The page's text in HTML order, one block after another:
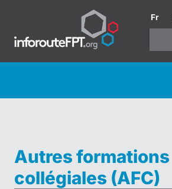
Fr
Autres formations
collégiales (AFC)